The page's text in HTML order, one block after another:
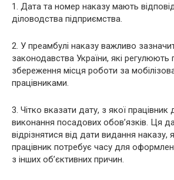
1. Дата та номер наказу мають
діловодства підприємства.
2. У преамбулі наказу важливо
законодавства України, які регулюють
збереження місця роботи за
працівниками.
3. Чітко вказати дату, з якої
виконання посадових обов’язків. Ця
відрізнятися від дати видання
працівник потребує часу для
з інших об’єктивних причин.